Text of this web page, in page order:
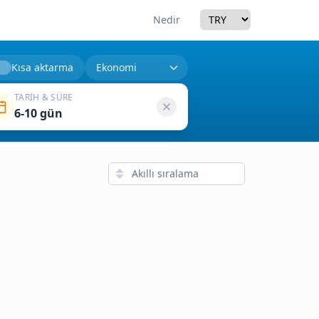
Nedir Currency
Kısa aktarma
TARIH & SÜRE
6-10 gün